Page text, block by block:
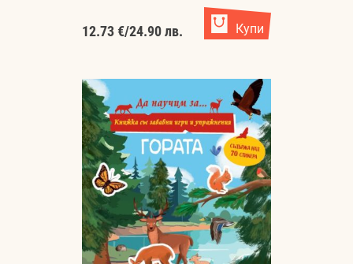
12.73 €/24.90 лв. Купи